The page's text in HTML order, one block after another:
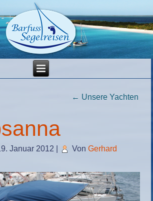
← Unsere Yachten
Januar 2012 Von Gerhard